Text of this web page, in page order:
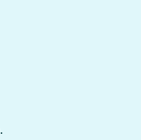
.